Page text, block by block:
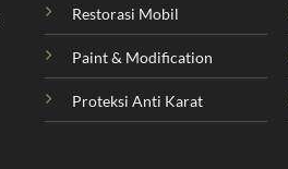
Restorasi Mobil
Paint & Modification
Proteksi Anti Karat